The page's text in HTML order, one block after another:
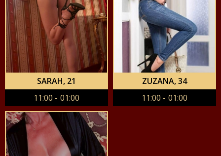
SARAH, 21
11:00 - 01:00
ZUZANA, 34
11:00 - 01:00